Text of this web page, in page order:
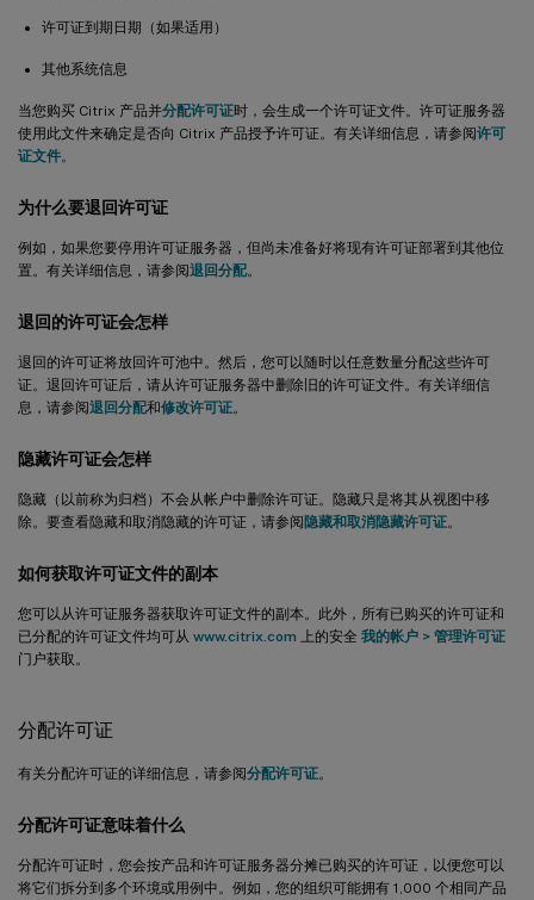
许可证到期日期（如果适用）
其他系统信息
当您购买 Citrix 产品并分配许可证时，会生成一个许可证文件。许可证服务器
使用此文件来确定是否向 Citrix 产品授予许可证。有关详细信息，请参阅许可
证文件。
为什么要退回许可证
例如，如果您要停用许可证服务器，但尚未准备好将现有许可证部署到其他位
置。有关详细信息，请参阅退回分配。
退回的许可证会怎样
退回的许可证将放回许可池中。然后，您可以随时以任意数量分配这些许可
证。退回许可证后，请从许可证服务器中删除旧的许可证文件。有关详细信
息，请参阅退回分配和修改许可证。
隐藏许可证会怎样
隐藏（以前称为归档）不会从帐户中删除许可证。隐藏只是将其从视图中移
除。要查看隐藏和取消隐藏的许可证，请参阅隐藏和取消隐藏许可证。
如何获取许可证文件的副本
您可以从许可证服务器获取许可证文件的副本。此外，所有已购买的许可证和
已分配的许可证文件均可从 www.citrix.com 上的安全 我的帐户 > 管理许可证
门户获取。
分配许可证
有关分配许可证的详细信息，请参阅分配许可证。
分配许可证意味着什么
分配许可证时，您会按产品和许可证服务器分摊已购买的许可证，以便您可以
将它们拆分到多个环境或用例中。例如，您的组织可能拥有 1,000 个相同产品